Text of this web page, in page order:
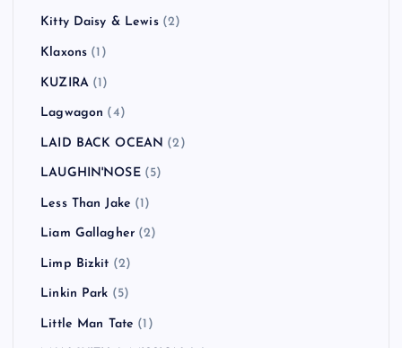
Kitty Daisy & Lewis(2)
Klaxons (1)
KUZIRA(1)
Lagwagon (4)
LAID BACK OCEAN (2)
LAUGHIN'NOSE(5)
Less Than Jake (1)
Liam Gallagher (2)
Limp Bizkit (2)
Linkin Park (5)
Little Man Tate (1)